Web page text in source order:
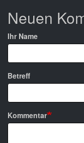
Neuen
Ihr Name
Betreff
Kommentar